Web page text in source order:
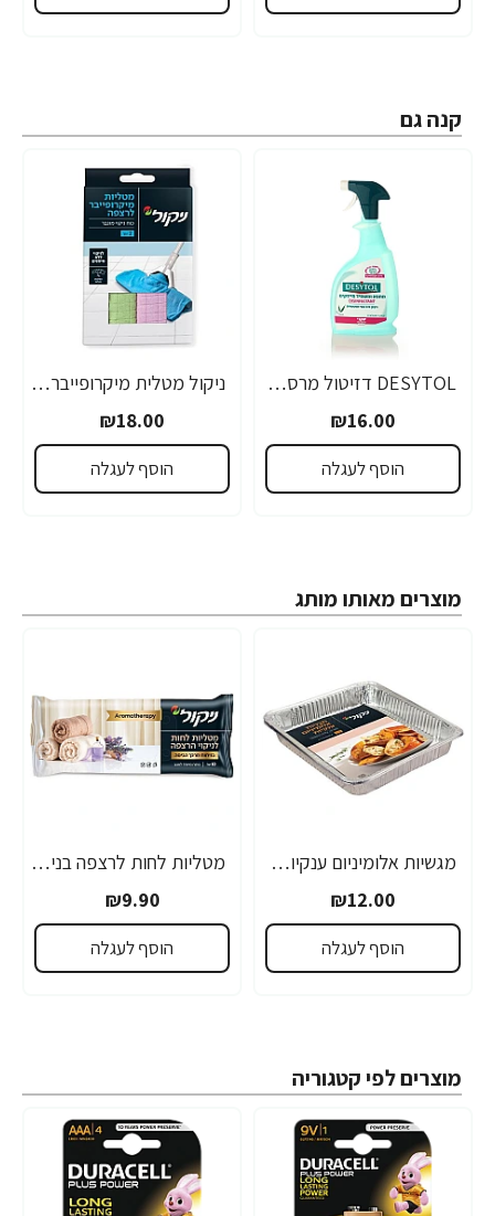
קנה גם
DESYTOL דזיטול מרסס לחיטוי כללי - משמיד חיידים - 750 מ"ל - מבית יעקבי
₪16.00
הוסף לעגלה
ניקול מטלית מיקרופייבר לרצפה - 2 יחידות
₪18.00
הוסף לעגלה
מוצרים מאותו מותג
מגשיות אלומיניום ענקיות - 2 יחידות
₪12.00
הוסף לעגלה
מטליות לחות לרצפה בניחוח מרכך כביסה ארומתרפיה 10 יחידות
₪9.90
הוסף לעגלה
מוצרים לפי קטגוריה